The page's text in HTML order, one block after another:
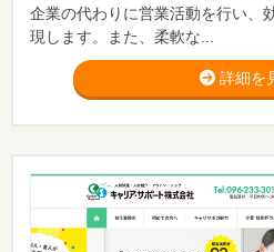
企業の代わりに営業活動を行い、
現します。また、柔軟な...
詳細を